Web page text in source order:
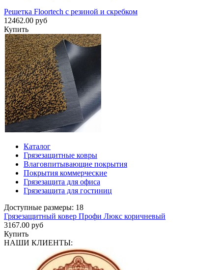
Решетка Floortech с резиной и скребком
12462.00 руб
Купить
Каталог
Грязезащитные ковры
Влаговпитывающие покрытия
Покрытия коммерческие
Грязезащита для офиса
Грязезащита для гостиниц
Доступные размеры: 18
Грязезащитный ковер Профи Люкс коричневый
3167.00 руб
Купить
НАШИ КЛИЕНТЫ: